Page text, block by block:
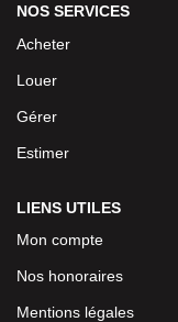
NOS SERVICES
Acheter
Louer
Gérer
Estimer
LIENS UTILES
Mon compte
Nos honoraires
Mentions légales